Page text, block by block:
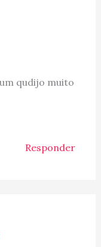
qudijo muito
Responder